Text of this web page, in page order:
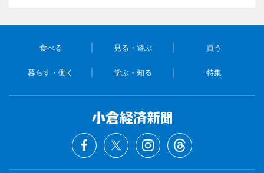
食べる 見る・遊ぶ 買う
暮らす・働く 学ぶ・知る 特集